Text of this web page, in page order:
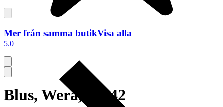
5.0
Blus, Wera, stl. 42
Mer från samma butikVisa alla